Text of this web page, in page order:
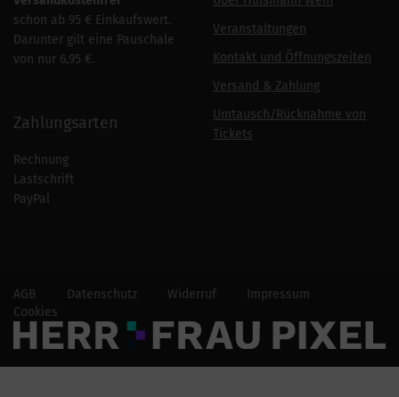
schon ab 95 € Einkaufswert.
Darunter gilt eine Pauschale
von nur 6,95 €.
Zahlungsarten
Rechnung
Lastschrift
PayPal
Veranstaltungen
Kontakt und Öffnungszeiten
Versand & Zahlung
Umtausch/Rücknahme von
Tickets
AGB Datenschutz Widerruf
Impressum
Cookies